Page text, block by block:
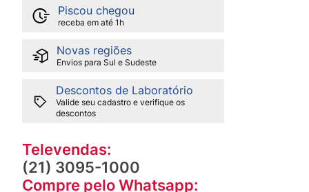
Piscou chegou
receba em até 1h
Novas regiões
Envios para Sul e Sudeste
Descontos de Laboratório
Valide seu cadastro e verifique os
descontos
Televendas:
(21) 3095-1000
Compre pelo Whatsapp: